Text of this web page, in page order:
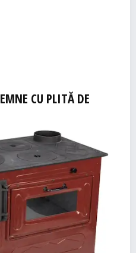
CU PLITĂ DE